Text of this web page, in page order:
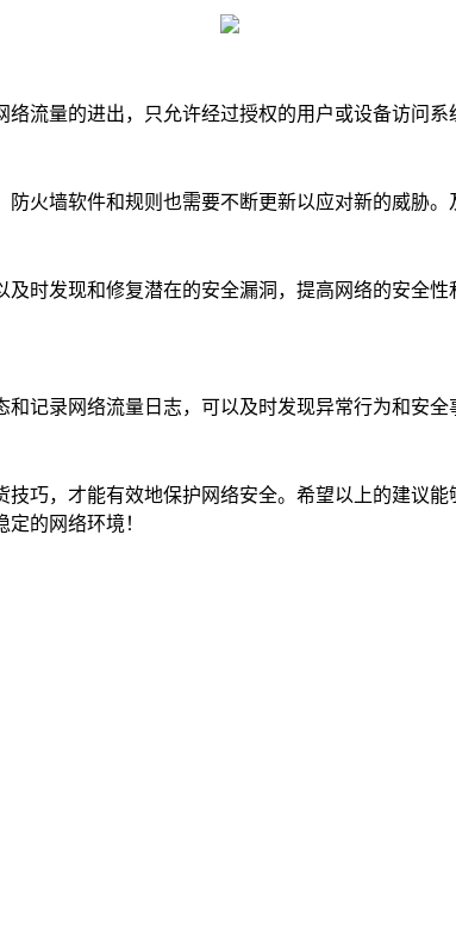
流量的进出，只允许经过授权的用户或设备访问
火墙软件和规则也需要不断更新以应对新的威胁
时发现和修复潜在的安全漏洞，提高网络的安全
记录网络流量日志，可以及时发现异常行为和安
巧，才能有效地保护网络安全。希望以上的建议
的网络环境！